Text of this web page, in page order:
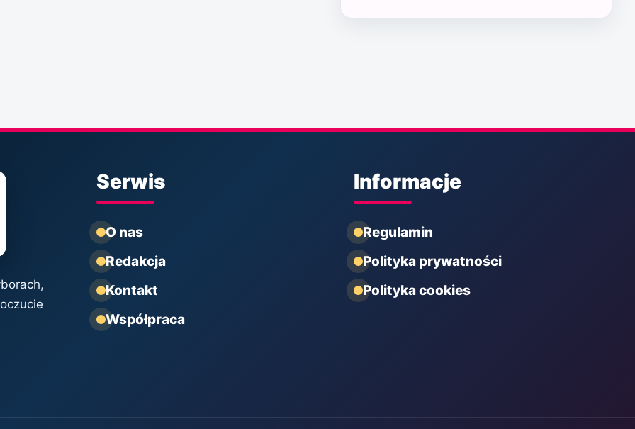
Serwis
O nas
Redakcja
Kontakt
Współpraca
Informacje
Regulamin
Polityka prywatności
Polityka cookies